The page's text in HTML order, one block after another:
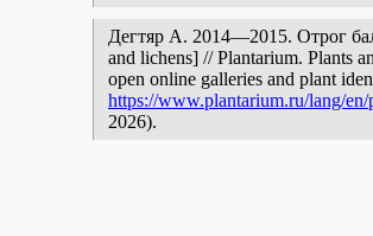
Дегтяр А. 2014—2015. Отрог
and lichens] // Plantarium. Plants
open online galleries and plant
https://www.plantarium.ru/lang/
2026).